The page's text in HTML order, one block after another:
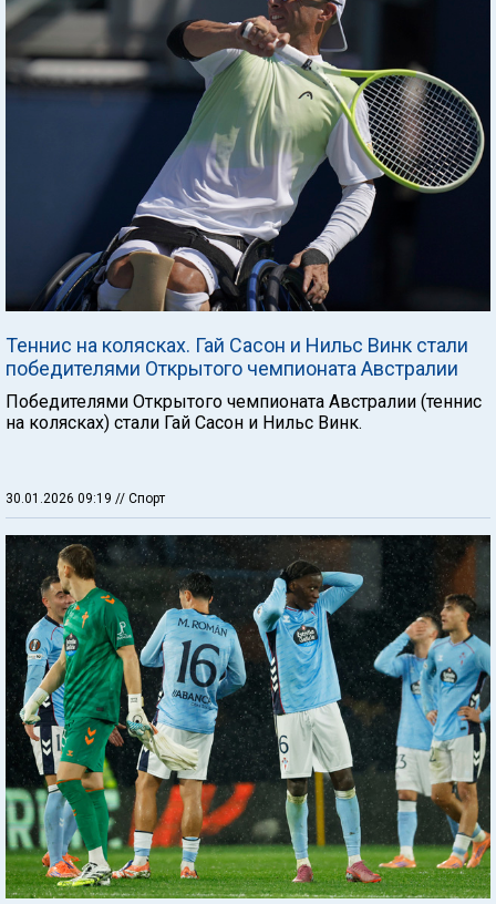
Теннис на колясках. Гай Сасон и Нильс Винк стали
победителями Открытого чемпионата Австралии
Победителями Открытого чемпионата Австралии (теннис
на колясках) стали Гай Сасон и Нильс Винк.
30.01.2026 09:19 // Спорт